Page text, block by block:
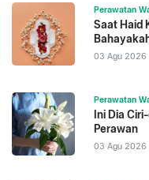
Perawatan
Saat Haid
03 Agu 2026
Perawatan
Ini Dia
Perawan
03 Agu 2026